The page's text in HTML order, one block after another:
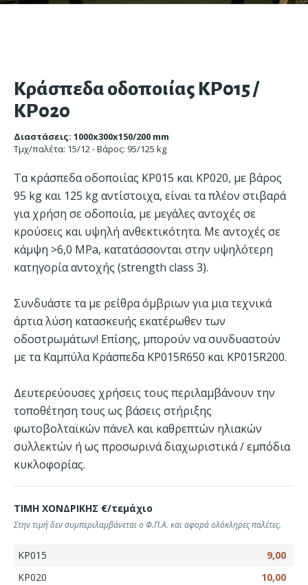
Κράσπεδα οδοποιίας ΚΡ015 /
ΚΡ020
Διαστάσεις: 1000x300x150/200 mm
Τμχ/παλέτα: 15/12 - Βάρος: 95/125 kg
Τα κράσπεδα οδοποιίας ΚΡ015 και ΚΡ020, με βάρος
95 kg και 125 kg αντίστοιχα, είναι τα πλέον στιβαρά
για χρήση σε οδοποιία, με μεγάλες αντοχές σε
κρούσεις και υψηλή ανθεκτικότητα. Με αντοχές σε
κάμψη >6,0 MPa, κατατάσσονται στην υψηλότερη
κατηγορία αντοχής (strength class 3).
Συνδυάστε τα με ρείθρα όμβριων για μια τεχνικά
άρτια λύση κατασκευής εκατέρωθεν των
οδοστρωμάτων! Επίσης, μπορούν να συνδυαστούν
με τα Καμπύλα Κράσπεδα ΚΡ015R650 και ΚΡ015R200.
Δευτερεύουσες χρήσεις τους περιλαμβάνουν την
τοποθέτηση τους ως βάσεις στήριξης
φωτοβολταϊκών πάνελ και καθρεπτών ηλιακών
συλλεκτών ή ως προσωρινά διαχωριστικά / εμπόδια
κυκλοφορίας.
ΤΙΜΗ ΧΟΝΔΡΙΚΗΣ €/τεμάχιο
Στην τιμή δεν συμπεριλαμβάνεται ο Φ.Π.Α. και αφορά ολόκληρες παλέτες.
ΚΡ015
9,00
ΚΡ020
10,00